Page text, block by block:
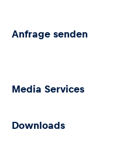
Anfrage senden
Media Services
Downloads